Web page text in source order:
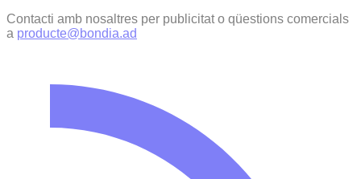
Contacti amb nosaltres per publicitat o qüestions comercials
a producte@bondia.ad